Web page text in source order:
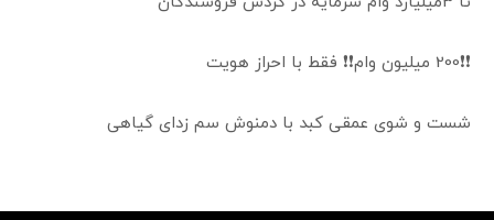
❗❗200 میلیون وام❗❗ فقط با احراز هویت
شست و شوی عمقی کبد با دمنوش سم زدای گیاهی